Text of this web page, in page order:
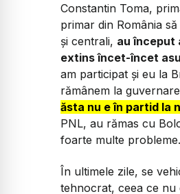
Constantin Toma,
primar din România
și centrali, au început
extins încet-încet
am participat și eu la
rămânem la
ăsta nu e în partid la
PNL, au rămas cu
foarte multe
În ultimele zile, se
tehnocrat, ceea ce nu